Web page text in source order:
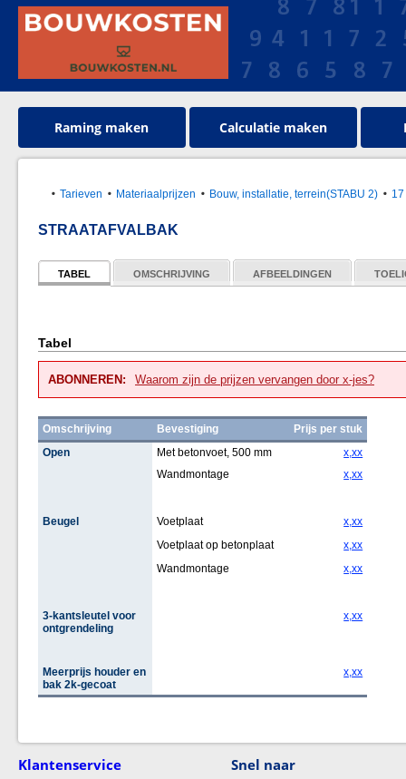
Raming maken Calculatie maken
Tarieven Materiaalprijzen Bouw, installatie, terrein(STABU 2)
STRAATAFVALBAK
TABEL OMSCHRIJVING AFBEELDINGEN
Tabel
ABONNEREN: Waarom zijn de prijzen vervangen door x-jes?
Omschrijving Bevestiging
Prijs per stuk
Open
Met betonvoet, 500 mm
x,xx
Wandmontage
x,xx
Beugel Voetplaat
x,xx
Voetplaat op betonplaat
x,xx
Wandmontage
x,xx
3-kantsleutel voor
ontgrendeling
x,xx
Meerprijs houder en
bak 2k-gecoat
x,xx
Klantenservice Snel naar